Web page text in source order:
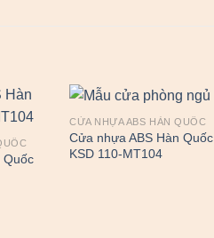
Quốc
CỬA NHỰA ABS HÀN QUỐC
Cửa nhựa ABS Hàn Quốc
KSD 110-MT104